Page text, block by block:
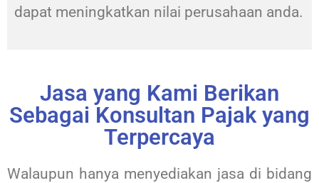
dapat meningkatkan nilai perusahaan anda.
Jasa yang Kami Berikan
Sebagai Konsultan Pajak yang
Terpercaya
Walaupun hanya menyediakan jasa di bidang